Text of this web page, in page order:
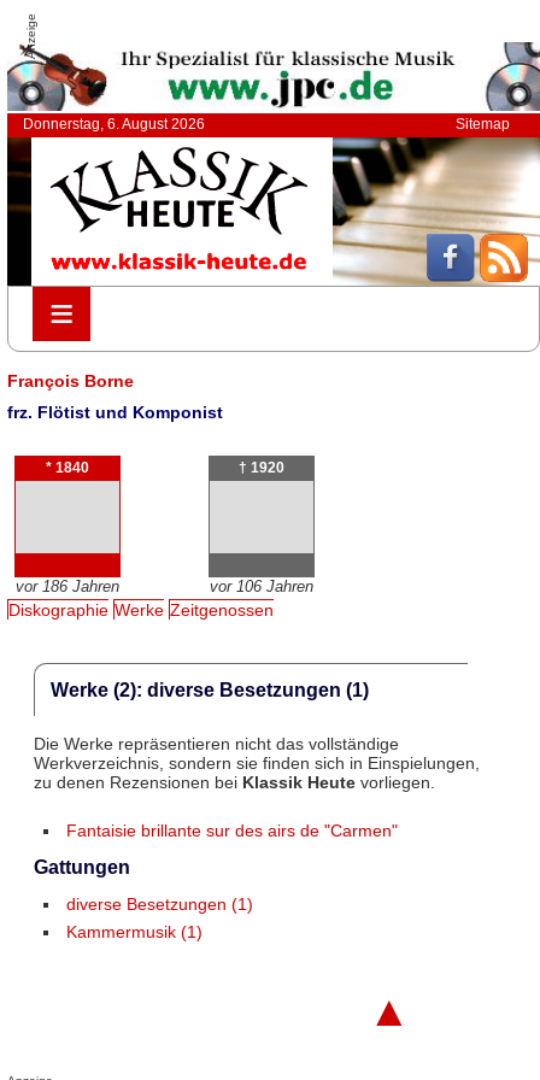
Anzeige
Donnerstag, 6. August 2026 Sitemap
≡
≡
François Borne
frz. Flötist und Komponist
* 1840
vor 186 Jahren
† 1920
vor 106 Jahren
Diskographie Werke Zeitgenossen
Werke (2): diverse Besetzungen (1)
Die Werke repräsentieren nicht das vollständige
Werkverzeichnis, sondern sie finden sich in Einspielungen,
zu denen Rezensionen bei Klassik Heutevorliegen.
Fantaisie brillante sur des airs de "Carmen"
Gattungen
diverse Besetzungen (1)
Kammermusik (1)
▲